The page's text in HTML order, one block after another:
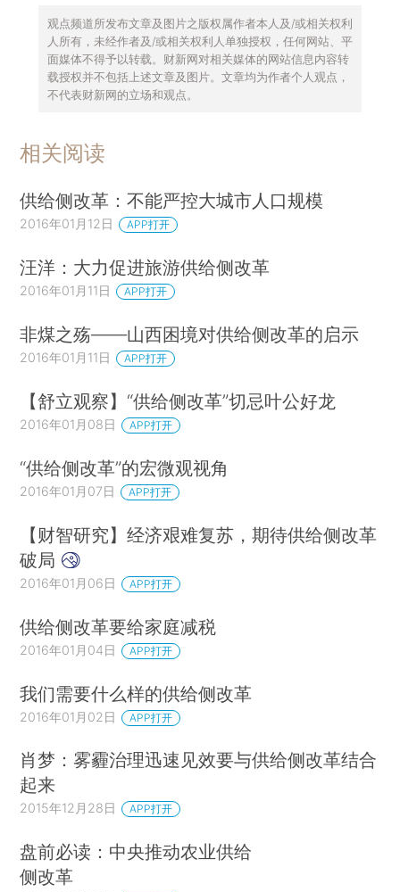
观点频道所发布文章及图片之版权属作者本人及/或相关权利
人所有，未经作者及/或相关权利人单独授权，任何网站、平
面媒体不得予以转载。财新网对相关媒体的网站信息内容转
载授权并不包括上述文章及图片。文章均为作者个人观点，
不代表财新网的立场和观点。
相关阅读
供给侧改革：不能严控大城市人口规模
2016年01月12日 APP打开
汪洋：大力促进旅游供给侧改革
2016年01月11日 APP打开
非煤之殇——山西困境对供给侧改革的启示
2016年01月11日 APP打开
【舒立观察】“供给侧改革”切忌叶公好龙
2016年01月08日 APP打开
“供给侧改革”的宏微观视角
2016年01月07日 APP打开
【财智研究】经济艰难复苏，期待供给侧改革
破局
2016年01月06日 APP打开
供给侧改革要给家庭减税
2016年01月04日 APP打开
我们需要什么样的供给侧改革
2016年01月02日 APP打开
肖梦：雾霾治理迅速见效要与供给侧改革结合
起来
2015年12月28日 APP打开
盘前必读：中央推动农业供给
侧改革